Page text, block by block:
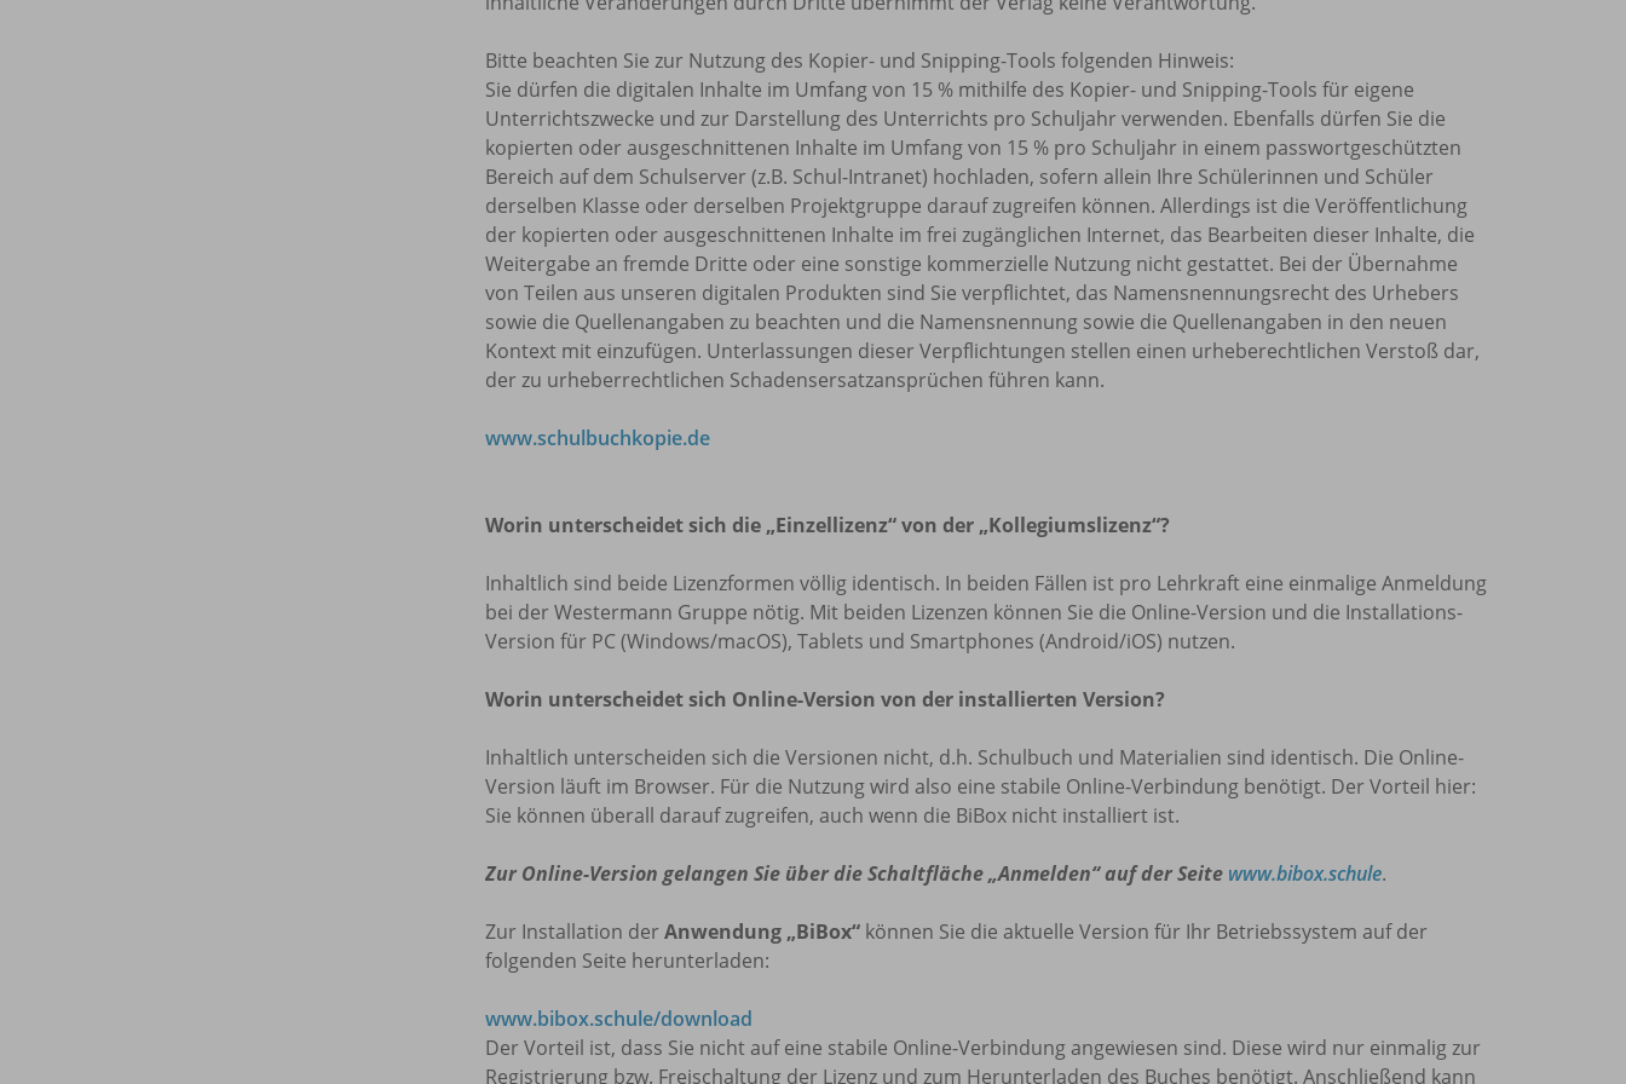
Bitte beachten Sie zur Nutzung des Kopier- und Snipping-Tools folgenden Hinweis:
Sie dürfen die digitalen Inhalte im Umfang von 15 % mithilfe des Kopier- und Snipping-Tools für eigene
Unterrichtszwecke und zur Darstellung des Unterrichts pro Schuljahr verwenden. Ebenfalls dürfen Sie die
kopierten oder ausgeschnittenen Inhalte im Umfang von 15 % pro Schuljahr in einem passwortgeschützten
Bereich auf dem Schulserver (z.B. Schul-Intranet) hochladen, sofern allein Ihre Schülerinnen und Schüler
derselben Klasse oder derselben Projektgruppe darauf zugreifen können. Allerdings ist die Veröffentlichung
der kopierten oder ausgeschnittenen Inhalte im frei zugänglichen Internet, das Bearbeiten dieser Inhalte, die
Weitergabe an fremde Dritte oder eine sonstige kommerzielle Nutzung nicht gestattet. Bei der Übernahme
von Teilen aus unseren digitalen Produkten sind Sie verpflichtet, das Namensnennungsrecht des Urhebers
sowie die Quellenangaben zu beachten und die Namensnennung sowie die Quellenangaben in den neuen
Kontext mit einzufügen. Unterlassungen dieser Verpflichtungen stellen einen urheberechtlichen Verstoß dar,
der zu urheberrechtlichen Schadensersatzansprüchen führen kann.
www.schulbuchkopie.de
Worin unterscheidet sich die „Einzellizenz“ von der „Kollegiumslizenz“?
Inhaltlich sind beide Lizenzformen völlig identisch. In beiden Fällen ist pro Lehrkraft eine einmalige Anmeldung
bei der Westermann Gruppe nötig. Mit beiden Lizenzen können Sie die Online-Version und die Installations-
Version für PC (Windows/macOS), Tablets und Smartphones (Android/iOS) nutzen.
Worin unterscheidet sich Online-Version von der installierten Version?
Inhaltlich unterscheiden sich die Versionen nicht, d.h. Schulbuch und Materialien sind identisch. Die Online-
Version läuft im Browser. Für die Nutzung wird also eine stabile Online-Verbindung benötigt. Der Vorteil hier:
Sie können überall darauf zugreifen, auch wenn die BiBox nicht installiert ist.
Zur Online-Version gelangen Sie über die Schaltfläche „Anmelden“ auf der Seite www.bibox.schule.
Zur Installation der Anwendung „BiBox“ können Sie die aktuelle Version für Ihr Betriebssystem auf der
folgenden Seite herunterladen:
www.bibox.schule/download
Der Vorteil ist, dass Sie nicht auf eine stabile Online-Verbindung angewiesen sind. Diese wird nur einmalig zur
Registrierung bzw. Freischaltung der Lizenz und zum Herunterladen des Buches benötigt. Anschließend kann